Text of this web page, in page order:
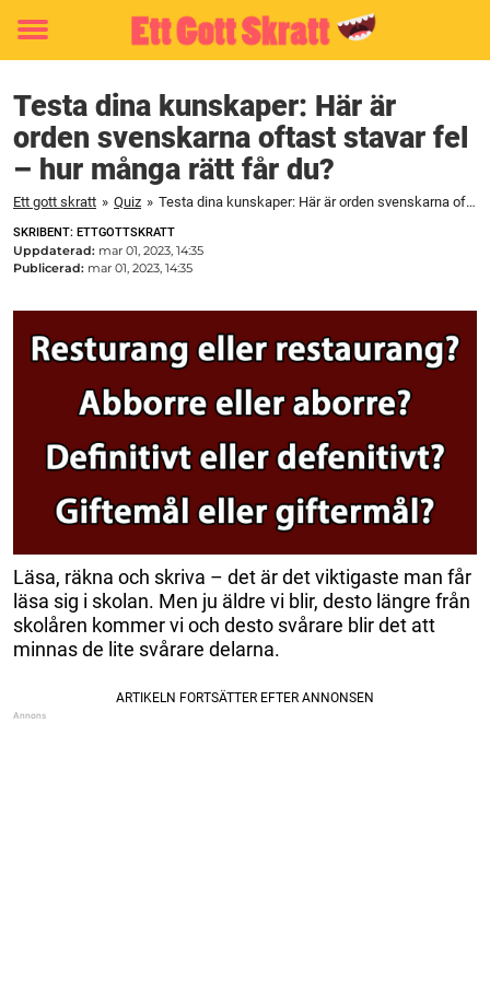
Toggle
Testa dina kunskaper: Här är
orden svenskarna oftast stavar fel
– hur många rätt får du?
Ett gott skratt » Quiz » Testa dina kunskaper: Här är orden svenskarna oftast stavar fel – hur många rätt får du?
SKRIBENT: ETTGOTTSKRATT
Uppdaterad: mar 01, 2023, 14:35
Publicerad: mar 01, 2023, 14:35
Läsa, räkna och skriva – det är det viktigaste man får
läsa sig i skolan. Men ju äldre vi blir, desto längre från
skolåren kommer vi och desto svårare blir det att
minnas de lite svårare delarna.